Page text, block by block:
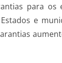
para os
e